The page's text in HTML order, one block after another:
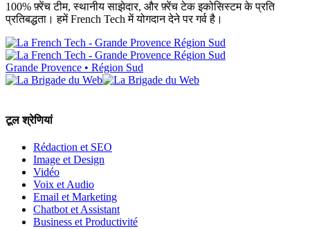
100% फ़्रेंच टीम, स्थानीय साझेदार, और फ़्रेंच टेक इकोसिस्टम के प्रति
प्रतिबद्धता। हमें French Tech में योगदान देने पर गर्व है।
Grande Provence • Région Sud
टूल श्रेणियां
Rédaction et SEO
Image et Design
Vidéo
Voix et Audio
Email et Marketing
Chatbot et Assistant
Business et Productivité